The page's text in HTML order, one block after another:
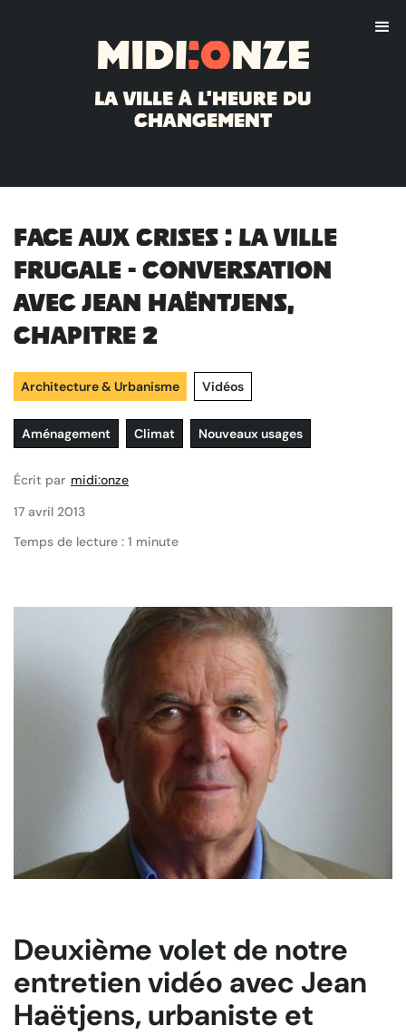
Midi:onze
La ville à l'heure du
changement
Face aux crises : la ville
frugale - Conversation
avec Jean Haëntjens,
chapitre 2
Architecture & Urbanisme Vidéos
Aménagement Climat Nouveaux usages
Écrit par midi:onze
17 avril 2013
Temps de lecture : 1 minute
Deuxième volet de notre
entretien vidéo avec Jean
Haëtjens, urbaniste et